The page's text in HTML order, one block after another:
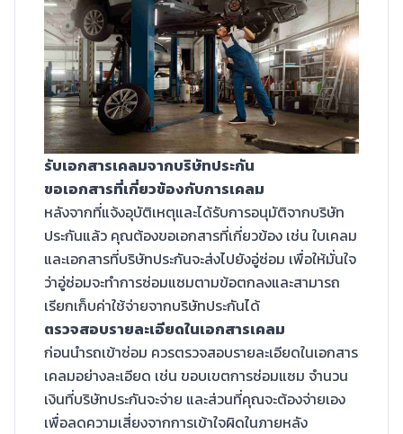
รับเอกสารเคลมจากบริษัทประกัน
ขอเอกสารที่เกี่ยวข้องกับการเคลม
หลังจากที่แจ้งอุบัติเหตุและได้รับการอนุมัติจากบริษัท
ประกันแล้ว คุณต้องขอเอกสารที่เกี่ยวข้อง เช่น ใบเคลม
และเอกสารที่บริษัทประกันจะส่งไปยังอู่ซ่อม เพื่อให้มั่นใจ
ว่าอู่ซ่อมจะทำการซ่อมแซมตามข้อตกลงและสามารถ
เรียกเก็บค่าใช้จ่ายจากบริษัทประกันได้
ตรวจสอบรายละเอียดในเอกสารเคลม
ก่อนนำรถเข้าซ่อม ควรตรวจสอบรายละเอียดในเอกสาร
เคลมอย่างละเอียด เช่น ขอบเขตการซ่อมแซม จำนวน
เงินที่บริษัทประกันจะจ่าย และส่วนที่คุณจะต้องจ่ายเอง
เพื่อลดความเสี่ยงจากการเข้าใจผิดในภายหลัง